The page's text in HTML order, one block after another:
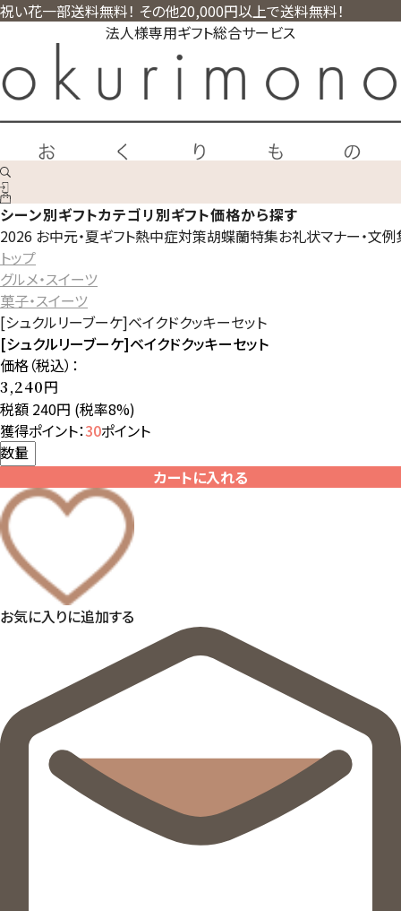
祝い花一部送料無料！ その他20,000円以上で送料無料！
法人様専用ギフト総合サービス
シーン別ギフトカテゴリ別ギフト価格から探す
2026 お中元・夏ギフト熱中症対策胡蝶蘭特集お礼状マナー・文
トップ
グルメ・スイーツ
菓子・スイーツ
[シュクルリーブーケ]ベイクドクッキーセット
[シュクルリーブーケ]ベイクドクッキーセット
価格（税込）：
3,240円
税額 240円 (税率8%)
獲得ポイント：30ポイント
数量
カートに入れる
お気に入りに追加する